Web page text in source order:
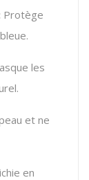
Protège
les
et ne
en